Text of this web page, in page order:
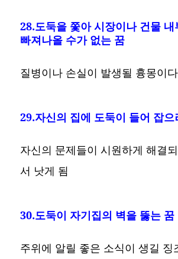
28.도둑을 쫓아 시장이나 건물
빠져나올 수가 없는 꿈
질병이나 손실이 발생될 흉몽이
29.자신의 집에 도둑이 들어 잡
자신의 문제들이 시원하게 해결
서 낫게 됨
30.도둑이 자기집의 벽을 뚫는 꿈
주위에 알릴 좋은 소식이 생길 징